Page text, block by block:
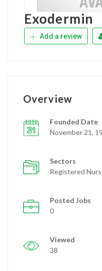
Exodermin
Add a review
Overview
Founded Date
November 21,
Sectors
Registered
Posted Jobs
0
Viewed
38